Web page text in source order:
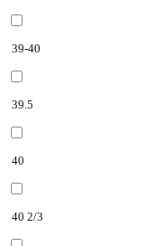
39-40
39.5
40
40 2/3